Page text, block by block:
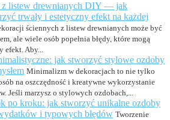
z listew drewnianych DIY — jak
trwały i estetyczny efekt na każdej
ściennych z listew drewnianych może być
ale wiele osób popełnia błędy, które mogą
efekt. Aby...
jak stworzyć stylowe ozdoby
Minimalizm w dekoracjach to nie tylko
na oszczędność i kreatywne wykorzystanie
Jeśli marzysz o stylowych ozdobach,...
po kroku: jak stworzyć unikalne ozdoby
i typowych błędów Tworzenie